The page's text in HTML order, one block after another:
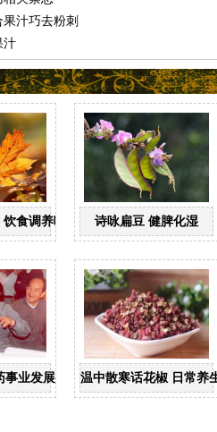
汁巧去粉刺
汁
食调养吃什么 诗咏扁豆 健脾化湿
事业发展的擎旗者温中散寒话花椒 日常养